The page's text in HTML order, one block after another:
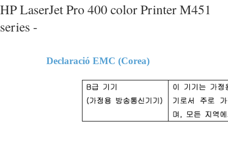
HP LaserJet Pro 400 color Printer M451
series -
Declaració EMC (Corea)